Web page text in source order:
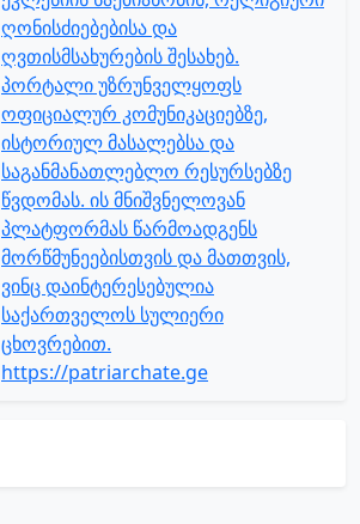
ღონისძიებებისა და
ღვთისმსახურების შესახებ.
პორტალი უზრუნველყოფს
ოფიციალურ კომუნიკაციებზე,
ისტორიულ მასალებსა და
საგანმანათლებლო რესურსებზე
წვდომას. ის მნიშვნელოვან
პლატფორმას წარმოადგენს
მორწმუნეებისთვის და მათთვის,
ვინც დაინტერესებულია
საქართველოს სულიერი
ცხოვრებით.
https://patriarchate.ge